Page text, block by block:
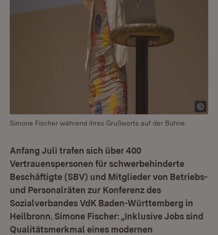
Simone Fischer während ihres Grußworts auf der Bühne.
Anfang Juli trafen sich über 400
Vertrauenspersonen für schwerbehinderte
Beschäftigte (SBV) und Mitglieder von Betriebs-
und Personalräten zur Konferenz des
Sozialverbandes VdK Baden-Württemberg in
Heilbronn. Simone Fischer: „Inklusive Jobs sind
Qualitätsmerkmal eines modernen